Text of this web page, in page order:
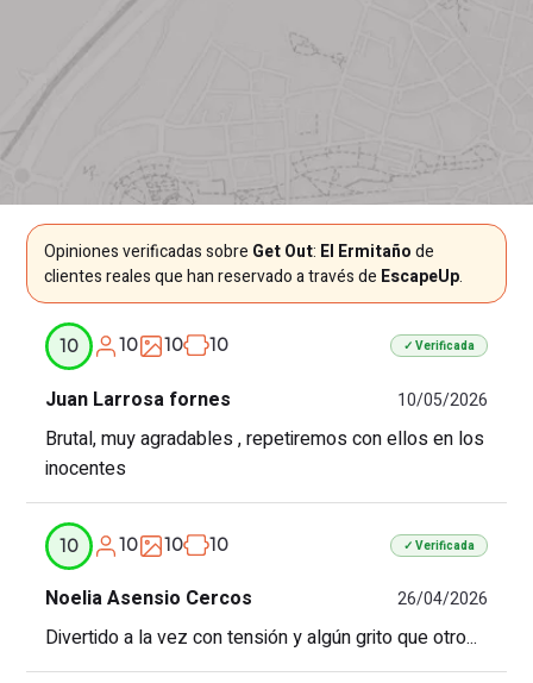
Opiniones verificadas sobre Get Out: El Ermitañode
clientes reales que han reservado a través de EscapeUp.
10 10 10 10 ✓ Verificada
Juan Larrosa fornes 10/05/2026
Brutal, muy agradables , repetiremos con ellos en los
inocentes
10 10 10 10 ✓ Verificada
Noelia Asensio Cercos 26/04/2026
Divertido a la vez con tensión y algún grito que otro...